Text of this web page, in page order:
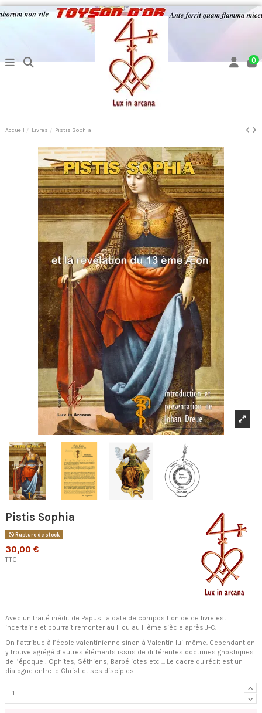
0
Accueil Livres Pistis Sophia
Pistis Sophia
Rupture de stock
30,00 €
TTC
Avec un traité inédit de Papus La date de composition de ce livre est
incertaine et pourrait remonter au II ou au IIIème siècle après J-C.
On l’attribue à l’école valentinienne sinon à Valentin lui-même. Cependant on
y trouve agrégé d’autres éléments issus de différentes doctrines gnostiques
de l’époque : Ophites, Séthiens, Barbéliotes etc ... Le cadre du récit est un
dialogue entre le Christ et ses disciples.